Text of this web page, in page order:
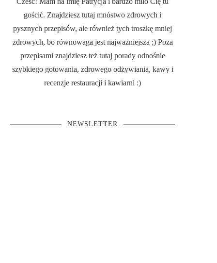
gościć. Znajdziesz tutaj mnóstwo zdrowych i
pysznych przepisów, ale również tych troszkę mniej
zdrowych, bo równowaga jest najważniejsza ;) Poza
przepisami znajdziesz też tutaj porady odnośnie
szybkiego gotowania, zdrowego odżywiania, kawy i
recenzje restauracji i kawiarni :)
NEWSLETTER